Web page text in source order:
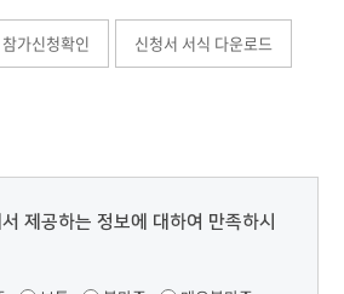
에 위치한 교육기관에 재학 중인
웹툰 형식)
요한 장비 및 소프트웨어는 개인
참가신청확인 신청서 서식 다운로드
제공하는 정보에 대하여 만족하시